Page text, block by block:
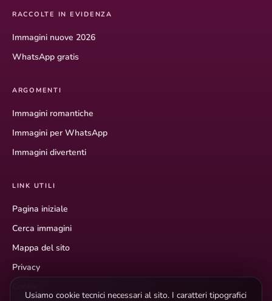
RACCOLTE IN EVIDENZA
Immagini nuove 2026
WhatsApp gratis
ARGOMENTI
Immagini romantiche
Immagini per WhatsApp
Immagini divertenti
LINK UTILI
Pagina iniziale
Cerca immagini
Mappa del sito
Privacy
Usiamo cookie tecnici necessari al sito. I caratteri tipografici